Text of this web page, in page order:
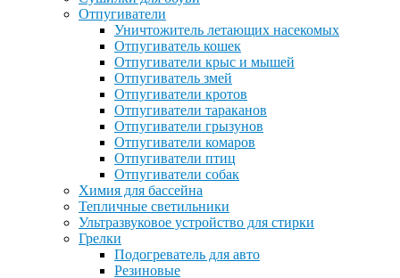
Отпугиватели
Уничтожитель летающих насекомых
Отпугиватель кошек
Отпугиватели крыс и мышей
Отпугиватель змей
Отпугиватели кротов
Отпугиватели тараканов
Отпугиватели грызунов
Отпугиватели комаров
Отпугиватели птиц
Отпугиватели собак
Химия для бассейна
Тепличные светильники
Ультразвуковое устройство для стирки
Грелки
Подогреватель для авто
Резиновые